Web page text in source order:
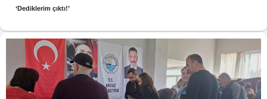
‘Dediklerim çıktı!’